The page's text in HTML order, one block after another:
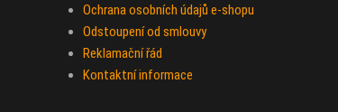
Ochrana osobních údajů e-shopu
Odstoupení od smlouvy
Reklamační řád
Kontaktní informace